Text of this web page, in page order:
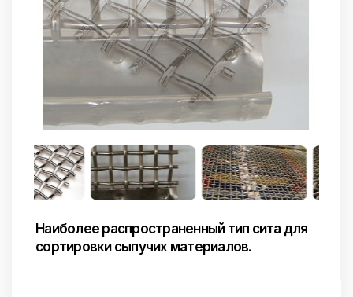
Наиболее распространенный тип сита для
сортировки сыпучих материалов.